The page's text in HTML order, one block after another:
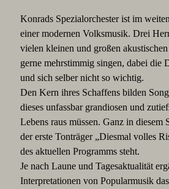
Konrads Spezialorchester ist im
einer modernen Volksmusik. Drei
vielen kleinen und großen
gerne mehrstimmig singen, dabei die
und sich selber nicht so wichtig.
Den Kern ihres Schaffens bilden
dieses unfassbar grandiosen und
Lebens raus müssen. Ganz in diesem
der erste Tonträger „Diesmal volles
des aktuellen Programms steht.
Je nach Laune und Tagesaktualität
Interpretationen von Popularmusik